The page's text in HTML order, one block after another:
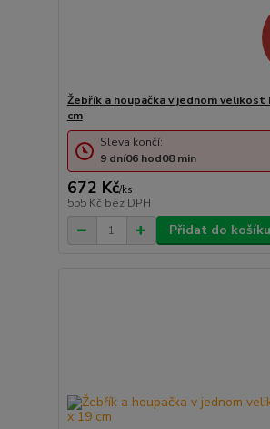
Žebřík a houpačka v jednom velikost
cm
672 Kč/ks
555 Kč bez DPH
Sleva končí:
9 dní06 hod08min
Přidat do košíku